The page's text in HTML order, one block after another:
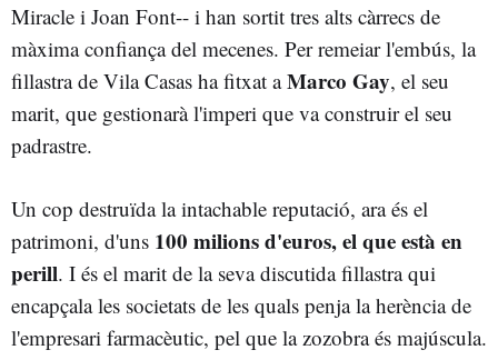
Miracle i Joan Font-- i han sortit tres alts càrrecs de
màxima confiança del mecenes. Per remeiar l'embús, la
fillastra de Vila Casas ha fitxat aMarco Gay, el seu
marit, que gestionarà l'imperi que va construir el seu
padrastre.
Un cop destruïda la intachable reputació, ara és el
patrimoni, d'uns 100 milions d'euros, el que està en
perill. I és el marit de la seva discutida fillastra qui
encapçala les societats de les quals penja la herència de
l'empresari farmacèutic, pel que la zozobra és majúscula.